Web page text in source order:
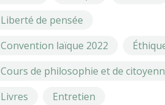
Liberté de pensée
Convention laïque 2022
Cours de philosophie et de
Livres
Entretien